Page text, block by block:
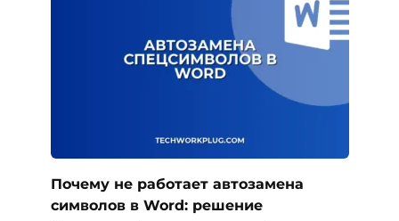
Почему не работает автозамена
символов в Word: решение